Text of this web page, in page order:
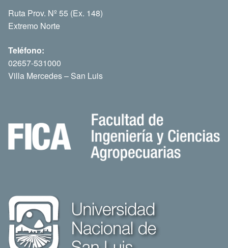
Ruta Prov. Nº 55 (Ex. 148)
Extremo Norte
Teléfono:
02657-531000
Villa Mercedes – San Luis